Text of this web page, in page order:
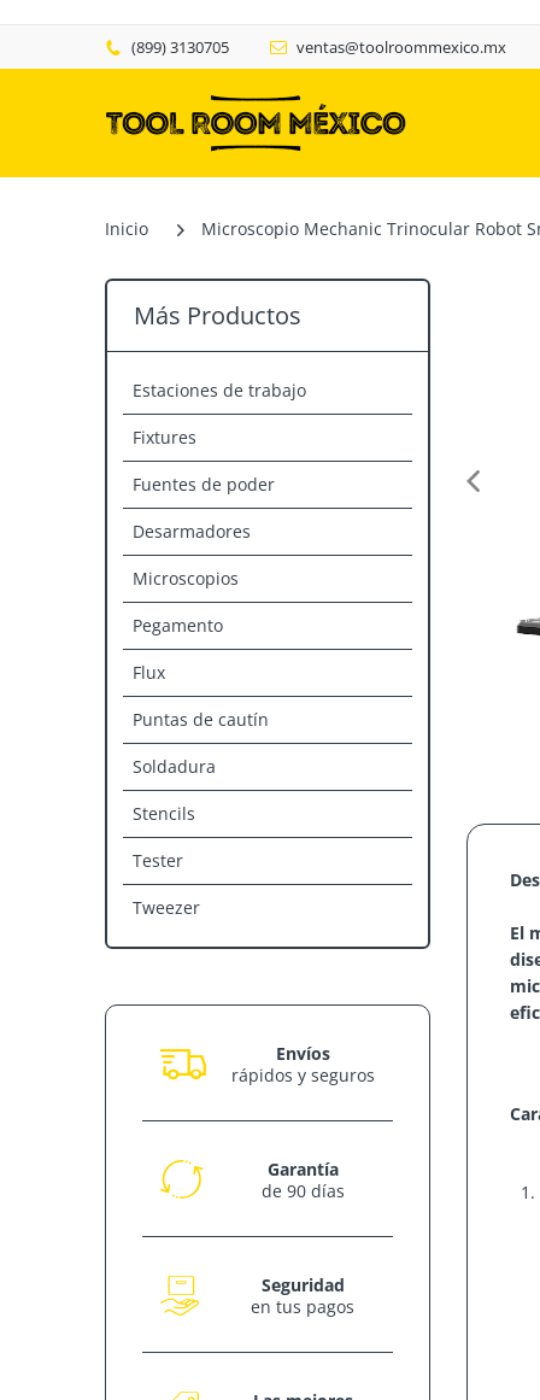
(899) 3130705 ventas@toolroommexico.mx
Inicio Microscopio Mechanic Trinocular Robot
Más Productos
Estaciones de trabajo
Fixtures
Fuentes de poder
Desarmadores
Microscopios
Pegamento
Flux
Puntas de cautín
Soldadura
Stencils
Tester
Tweezer
Envíos
rápidos y seguros
Garantía
de 90 días
Seguridad
en tus pagos
El